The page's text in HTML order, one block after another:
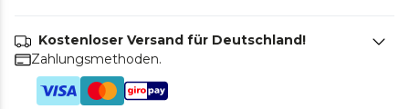
Kostenloser Versand für Deutschland!
Zahlungsmethoden.